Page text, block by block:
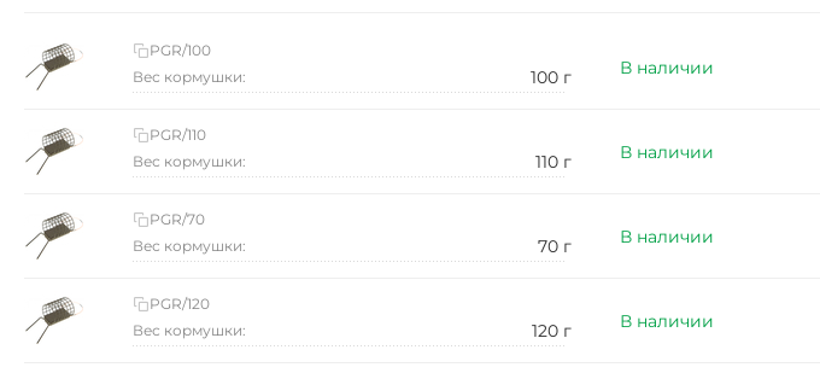
В наличии
PGR/100
Вес кормушки:
100 г
В наличии
PGR/110
Вес кормушки:
110 г
В наличии
PGR/70
Вес кормушки:
70 г
В наличии
PGR/120
Вес кормушки:
120 г